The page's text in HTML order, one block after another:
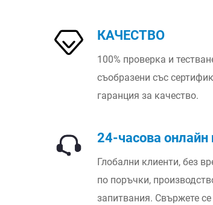
КАЧЕСТВО
100% проверка и
съобразени със
гаранция за качество.
24-часова
Глобални клиенти, без
по поръчки,
запитвания. Свържете